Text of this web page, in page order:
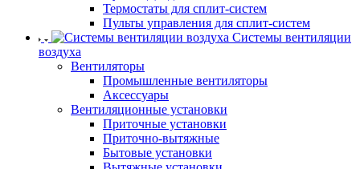
Термостаты для сплит-систем
Пульты управления для сплит-систем
Системы вентиляции
воздуха
Вентиляторы
Промышленные вентиляторы
Аксессуары
Вентиляционные установки
Приточные установки
Приточно-вытяжные
Бытовые установки